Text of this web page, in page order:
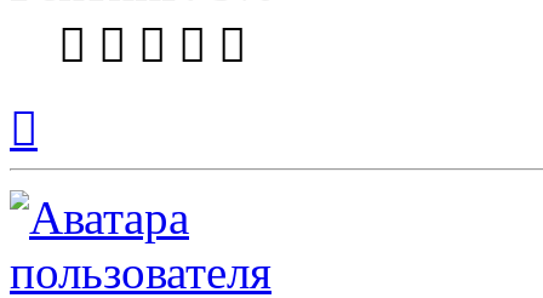
началу